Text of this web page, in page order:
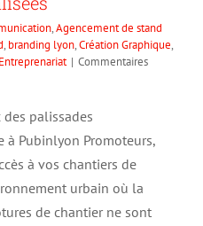
,Agencement de stand
, branding lyon,Création Graphique,
Entreprenariat | Commentaires
palissades
à Pubinlyon Promoteurs,
à vos chantiers de
urbain où la
de chantier ne sont